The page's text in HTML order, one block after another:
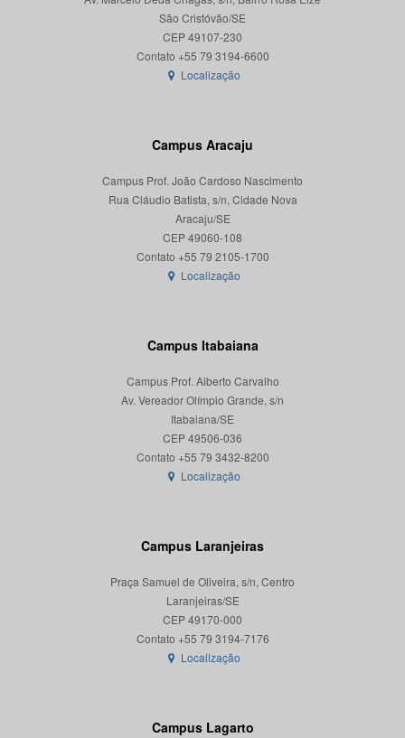
São Cristóvão/SE
CEP 49107-230
Localização
Campus Aracaju
Campus Prof. João Cardoso Nascimento
Rua Cláudio Batista, s/n, Cidade Nova
Aracaju/SE
CEP 49060-108
Localização
Campus Itabaiana
Campus Prof. Alberto Carvalho
Av. Vereador Olímpio Grande, s/n
Itabaiana/SE
CEP 49506-036
Localização
Campus Laranjeiras
Praça Samuel de Oliveira, s/n, Centro
Laranjeiras/SE
CEP 49170-000
Localização
Campus Lagarto